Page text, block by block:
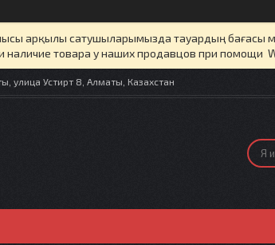
арқылы сатушыларымызда тауардың
наличие товара у наших продавцов при помощи
улица Устирт 8, Алматы, Казахстан